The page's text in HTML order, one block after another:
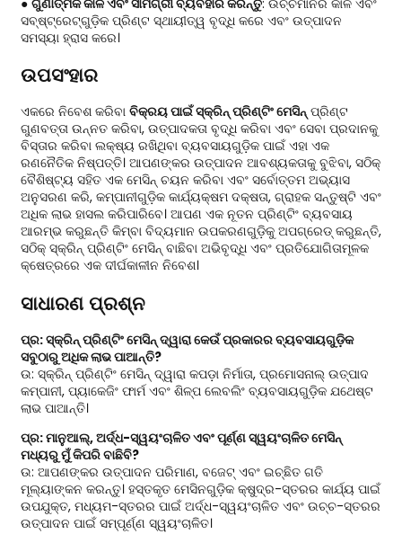
ସବ୍‌ଷ୍ଟ୍ରେଟ୍‌ଗୁଡ଼ିକ ପ୍ରିଣ୍ଟ ସ୍ଥାୟୀତ୍ୱ ବୃଦ୍ଧି କରେ ଏବଂ ଉତ୍ପାଦନ
ସମସ୍ୟା ହ୍ରାସ କରେ।
ଉପସଂହାର
ଏକରେ ନିବେଶ କରିବା ବିକ୍ରୟ ପାଇଁ ସ୍କ୍ରିନ୍ ପ୍ରିଣ୍ଟିଂ ମେସିନ୍ପ୍ରିଣ୍ଟ
ଗୁଣବତ୍ତା ଉନ୍ନତ କରିବା, ଉତ୍ପାଦକତା ବୃଦ୍ଧି କରିବା ଏବଂ ସେବା ପ୍ରଦାନକୁ
ବିସ୍ତାର କରିବା ଲକ୍ଷ୍ୟ ରଖିଥିବା ବ୍ୟବସାୟଗୁଡ଼ିକ ପାଇଁ ଏହା ଏକ
ରଣନୈତିକ ନିଷ୍ପତ୍ତି। ଆପଣଙ୍କର ଉତ୍ପାଦନ ଆବଶ୍ୟକତାକୁ ବୁଝିବା, ସଠିକ୍
ବୈଶିଷ୍ଟ୍ୟ ସହିତ ଏକ ମେସିନ୍ ଚୟନ କରିବା ଏବଂ ସର୍ବୋତ୍ତମ ଅଭ୍ୟାସ
ଅନୁସରଣ କରି, କମ୍ପାନୀଗୁଡ଼ିକ କାର୍ଯ୍ୟକ୍ଷମ ଦକ୍ଷତା, ଗ୍ରାହକ ସନ୍ତୁଷ୍ଟି ଏବଂ
ଅଧିକ ଲାଭ ହାସଲ କରିପାରିବେ। ଆପଣ ଏକ ନୂତନ ପ୍ରିଣ୍ଟିଂ ବ୍ୟବସାୟ
ଆରମ୍ଭ କରୁଛନ୍ତି କିମ୍ବା ବିଦ୍ୟମାନ ଉପକରଣଗୁଡ଼ିକୁ ଅପଗ୍ରେଡ୍ କରୁଛନ୍ତି,
ସଠିକ୍ ସ୍କ୍ରିନ୍ ପ୍ରିଣ୍ଟିଂ ମେସିନ୍ ବାଛିବା ଅଭିବୃଦ୍ଧି ଏବଂ ପ୍ରତିଯୋଗିତାମୂଳକ
କ୍ଷେତ୍ରରେ ଏକ ଦୀର୍ଘକାଳୀନ ନିବେଶ।
ସାଧାରଣ ପ୍ରଶ୍ନ
ପ୍ର: ସ୍କ୍ରିନ୍ ପ୍ରିଣ୍ଟିଂ ମେସିନ୍ ଦ୍ୱାରା କେଉଁ ପ୍ରକାରର ବ୍ୟବସାୟଗୁଡ଼ିକ
ସବୁଠାରୁ ଅଧିକ ଲାଭ ପାଆନ୍ତି?
ଉ: ସ୍କ୍ରିନ୍ ପ୍ରିଣ୍ଟିଂ ମେସିନ୍ ଦ୍ୱାରା କପଡ଼ା ନିର୍ମାତା, ପ୍ରମୋସନାଲ୍ ଉତ୍ପାଦ
କମ୍ପାନୀ, ପ୍ୟାକେଜିଂ ଫାର୍ମ ଏବଂ ଶିଳ୍ପ ଲେବଲିଂ ବ୍ୟବସାୟଗୁଡ଼ିକ ଯଥେଷ୍ଟ
ଲାଭ ପାଆନ୍ତି।
ପ୍ର: ମାନୁଆଲ୍, ଅର୍ଦ୍ଧ-ସ୍ୱୟଂଚାଳିତ ଏବଂ ପୂର୍ଣ୍ଣ ସ୍ୱୟଂଚାଳିତ ମେସିନ୍
ମଧ୍ୟରୁ ମୁଁ କିପରି ବାଛିବି?
ଉ: ଆପଣଙ୍କର ଉତ୍ପାଦନ ପରିମାଣ, ବଜେଟ୍ ଏବଂ ଇଚ୍ଛିତ ଗତି
ମୂଲ୍ୟାଙ୍କନ କରନ୍ତୁ। ହସ୍ତକୃତ ମେସିନଗୁଡ଼ିକ କ୍ଷୁଦ୍ର-ସ୍ତରର କାର୍ଯ୍ୟ ପାଇଁ
ଉପଯୁକ୍ତ, ମଧ୍ୟମ-ସ୍ତରର ପାଇଁ ଅର୍ଦ୍ଧ-ସ୍ୱୟଂଚାଳିତ ଏବଂ ଉଚ୍ଚ-ସ୍ତରର
ଉତ୍ପାଦନ ପାଇଁ ସମ୍ପୂର୍ଣ୍ଣ ସ୍ୱୟଂଚାଳିତ।